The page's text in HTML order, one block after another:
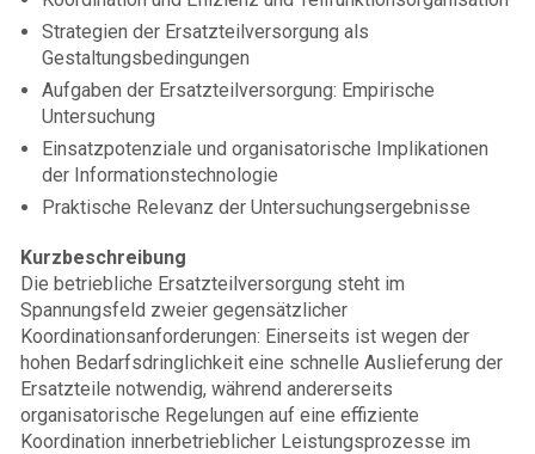
Strategien der Ersatzteilversorgung als
Gestaltungsbedingungen
Aufgaben der Ersatzteilversorgung: Empirische
Untersuchung
Einsatzpotenziale und organisatorische Implikationen
der Informationstechnologie
Praktische Relevanz der Untersuchungsergebnisse
Kurzbeschreibung
Die betriebliche Ersatzteilversorgung steht im
Spannungsfeld zweier gegensätzlicher
Koordinationsanforderungen: Einerseits ist wegen der
hohen Bedarfsdringlichkeit eine schnelle Auslieferung der
Ersatzteile notwendig, während andererseits
organisatorische Regelungen auf eine effiziente
Koordination innerbetrieblicher Leistungsprozesse im